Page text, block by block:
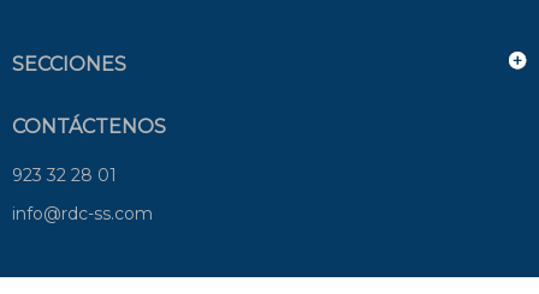
SECCIONES
CONTÁCTENOS
923 32 28 01
info@rdc-ss.com